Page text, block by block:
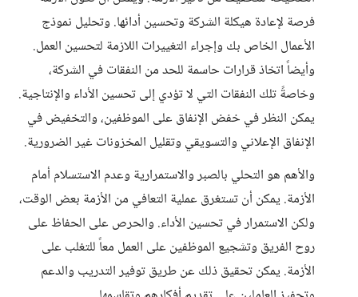
فرصة لإعادة هيكلة الشركة وتحسين أدائها. وتحليل نموذج
الأعمال الخاص بك وإجراء التغييرات اللازمة لتحسين العمل.
وأيضاً اتخاذ قرارات حاسمة للحد من النفقات في الشركة،
وخاصةً تلك النفقات التي لا تؤدي إلى تحسين الأداء والإنتاجية.
يمكن النظر في خفض الإنفاق على الموظفين، والتخفيض في
الإنفاق الإعلاني والتسويقي وتقليل المخزونات غير الضرورية.
والأهم هو التحلي بالصبر والاستمرارية وعدم الاستسلام أمام
الأزمة. يمكن أن تستغرق عملية التعافي من الأزمة بعض الوقت،
ولكن الاستمرار في تحسين الأداء. والحرص على الحفاظ على
روح الفريق وتشجيع الموظفين على العمل معاً للتغلب على
الأزمة. يمكن تحقيق ذلك عن طريق توفير التدريب والدعم